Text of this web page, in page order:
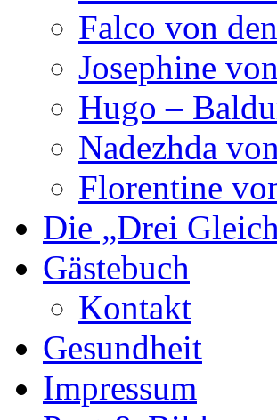
Falco von
Josephine
Hugo –
Nadezhda
Florentine
Die „Drei
Gästebuch
Kontakt
Gesundheit
Impressum